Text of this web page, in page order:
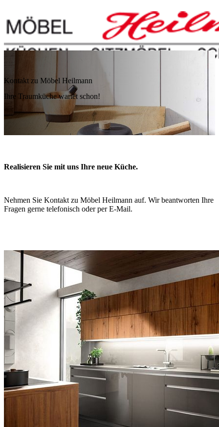
Kontakt zu Möbel Heilmann
Ihre Traumküche wartet schon!
Realisieren Sie mit uns Ihre neue Küche.
Nehmen Sie Kontakt zu Möbel Heilmann auf. Wir beantworten Ihre
Fragen gerne telefonisch oder per E-Mail.